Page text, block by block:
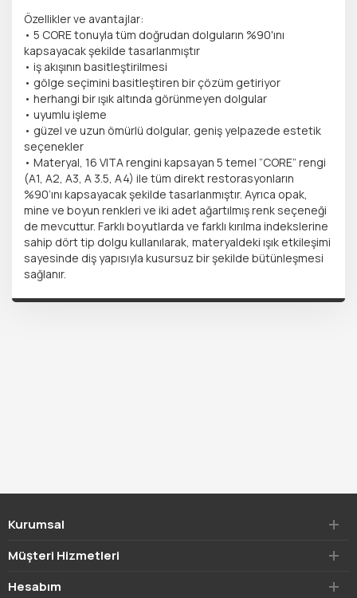
Özellikler ve avantajlar:
• 5 CORE tonuyla tüm doğrudan dolguların %90'ını
kapsayacak şekilde tasarlanmıştır
• iş akışının basitleştirilmesi
• gölge seçimini basitleştiren bir çözüm getiriyor
• herhangi bir ışık altında görünmeyen dolgular
• uyumlu işleme
• güzel ve uzun ömürlü dolgular, geniş yelpazede estetik
seçenekler
• Materyal, 16 VITA rengini kapsayan 5 temel “CORE” rengi
(A1, A2, A3, A 3.5, A4) ile tüm direkt restorasyonların
%90’ını kapsayacak şekilde tasarlanmıştır. Ayrıca opak,
mine ve boyun renkleri ve iki adet ağartılmış renk seçeneği
de mevcuttur. Farklı boyutlarda ve farklı kırılma indekslerine
sahip dört tip dolgu kullanılarak, materyaldeki ışık etkileşimi
sayesinde diş yapısıyla kusursuz bir şekilde bütünleşmesi
sağlanır.
Kurumsal
Müşteri Hizmetleri
Hesabım